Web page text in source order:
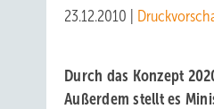
23.12.2010
Durch das Konzept
Außerdem stellt es